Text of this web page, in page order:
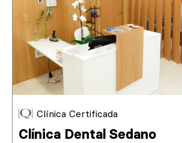
Clínica Certificada
Clínica Dental Sedano